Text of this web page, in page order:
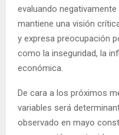
evaluando
mantiene una visión
y expresa preocupación
como la inseguridad, la
económica.
De cara a los próximos
variables será
observado en mayo